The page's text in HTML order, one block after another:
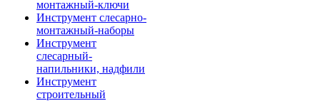
монтажный-ключи
Инструмент слесарно-
монтажный-наборы
Инструмент
слесарный-
напильники, надфили
Инструмент
строительный